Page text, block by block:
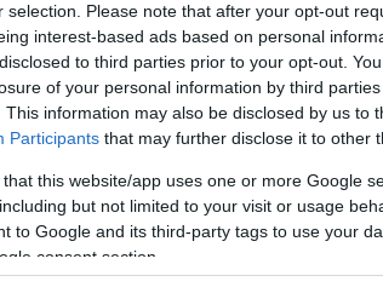
selection. Please note that after your opt-out
interest-based ads based on personal
to third parties prior to your opt-out.
of your personal information by third
This information may also be disclosed by us to
Participants that may further disclose it to other
that this website/app uses one or more Google
but not limited to your visit or usage
to Google and its third-party tags to use your
consent section.
Μπαλέτου της Λιθουνίας και
των Claudio Monteverdi, Antonio
Francisco de Lacerda, Mikalojus
Στο πιάνο θα τη συνοδεύσει η Giedre
Λιθουανίας επίσης), η οποία την ίδια
φωνητική μουσική του 20ού αιώνα
όσο και η Giedre Muralyte,
στο πλαίσιο του Erasmus Master
(και ώρα 12.00) στο Αρχαιολογικό